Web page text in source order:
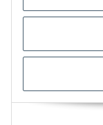
Angaben zur